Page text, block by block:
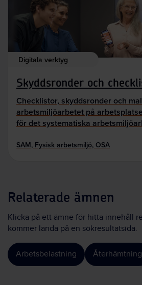
Digitala verktyg
Skyddsronder och
Checklistor, skyddsronder och
arbetsmiljöarbetet på
för det systematiska
SAM, Fysisk arbetsmiljö, OSA
Relaterade ämnen
Klicka på ett ämne för hitta innehåll
kommer landa på en sökresultatsida.
Arbetsbelastning Återhämtning